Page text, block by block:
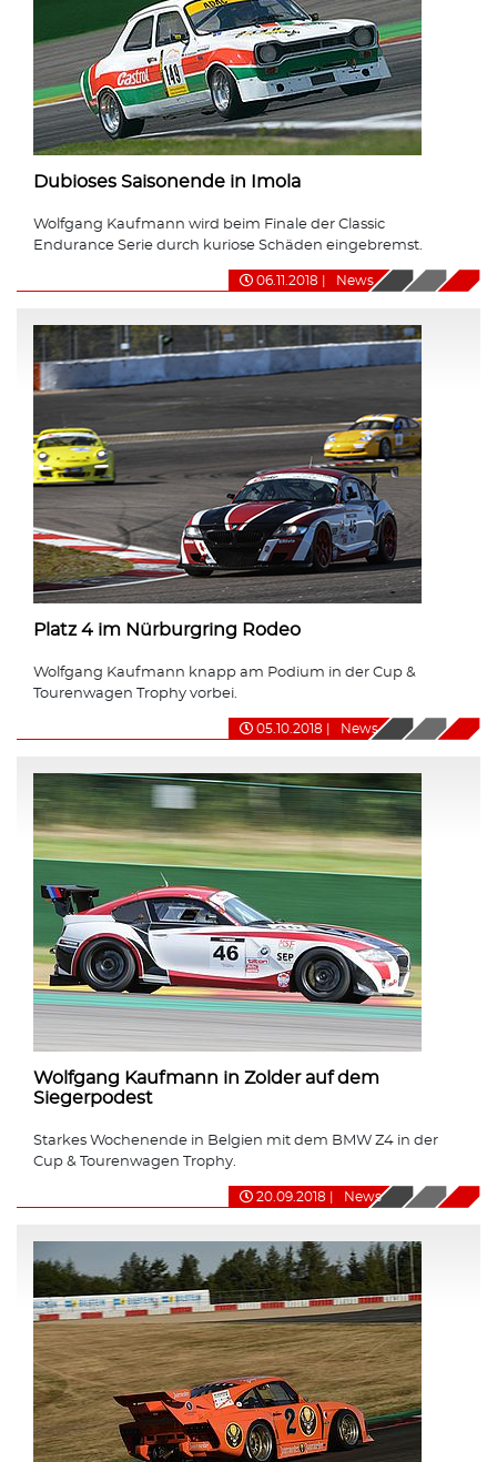
Dubioses Saisonende in Imola
Wolfgang Kaufmann wird beim Finale der Classic
Endurance Serie durch kuriose Schäden eingebremst.
06.11.2018 News
Platz 4 im Nürburgring Rodeo
Wolfgang Kaufmann knapp am Podium in der Cup &
Tourenwagen Trophy vorbei.
05.10.2018 News
Wolfgang Kaufmann in Zolder auf dem
Siegerpodest
Starkes Wochenende in Belgien mit dem BMW Z4 in der
Cup & Tourenwagen Trophy.
20.09.2018 News